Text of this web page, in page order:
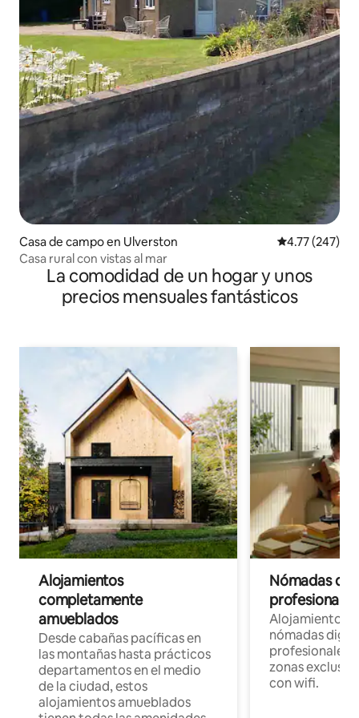
Casa de campo en Ulverston Calificación
4.77 (247)
Casa rural con vistas al mar
La comodidad de un hogar y unos
precios mensuales fantásticos
Alojamientos
completamente
amueblados
Desde cabañas pacíficas en
las montañas hasta prácticos
departamentos en el medio
de la ciudad, estos
alojamientos amueblados
Nómadas
Alojamientos
nómadas
profesionales
zonas
con wifi.